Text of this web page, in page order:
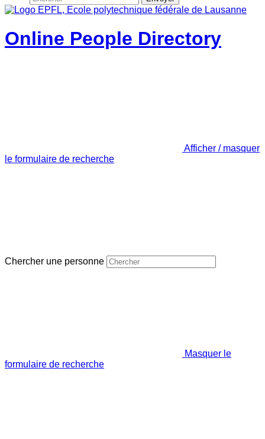
Online People Directory
Afficher / masquer
le formulaire de recherche
Chercher une personne
Masquer le
formulaire de recherche